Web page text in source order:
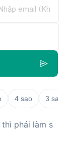
4 sao 3 sao
phải làm s